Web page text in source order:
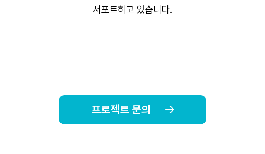
서포트하고 있습니다.
프로젝트 문의